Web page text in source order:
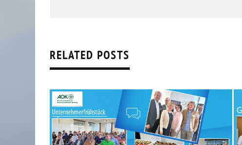
RELATED POSTS
RÜCKBLICK UNTERNEHMERFRÜHSTÜCK
AOK // 05.03.2026
10.03.2026